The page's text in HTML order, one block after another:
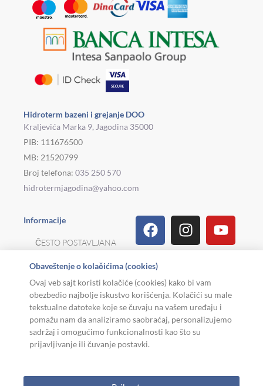
Hidroterm bazeni i grejanje DOO
Kraljevića Marka 9, Jagodina 35000
PIB: 111676500
MB: 21520799
Broj telefona: 035 250 570
hidrotermjagodina@yahoo.com
Informacije
ČESTO POSTAVLJANA
REKLAMACIJE I
POVRAT ROBE
USLOVI KORIŠĆENJA
FacebookInstagram
Linkedin
Viber
TiktokPinterest
Copyright © 2026. Hidroterm Jagodina
Obaveštenje o kolačićima (cookies)
Ovaj veb sajt koristi kolačiće (cookies) kako bi vam
obezbedio najbolje iskustvo korišćenja. Kolačići su male
tekstualne datoteke koje se čuvaju na vašem uređaju i
pomažu nam da analiziramo saobraćaj, personalizujemo
sadržaj i omogućimo funkcionalnosti kao što su
prijavljivanje ili čuvanje postavki.